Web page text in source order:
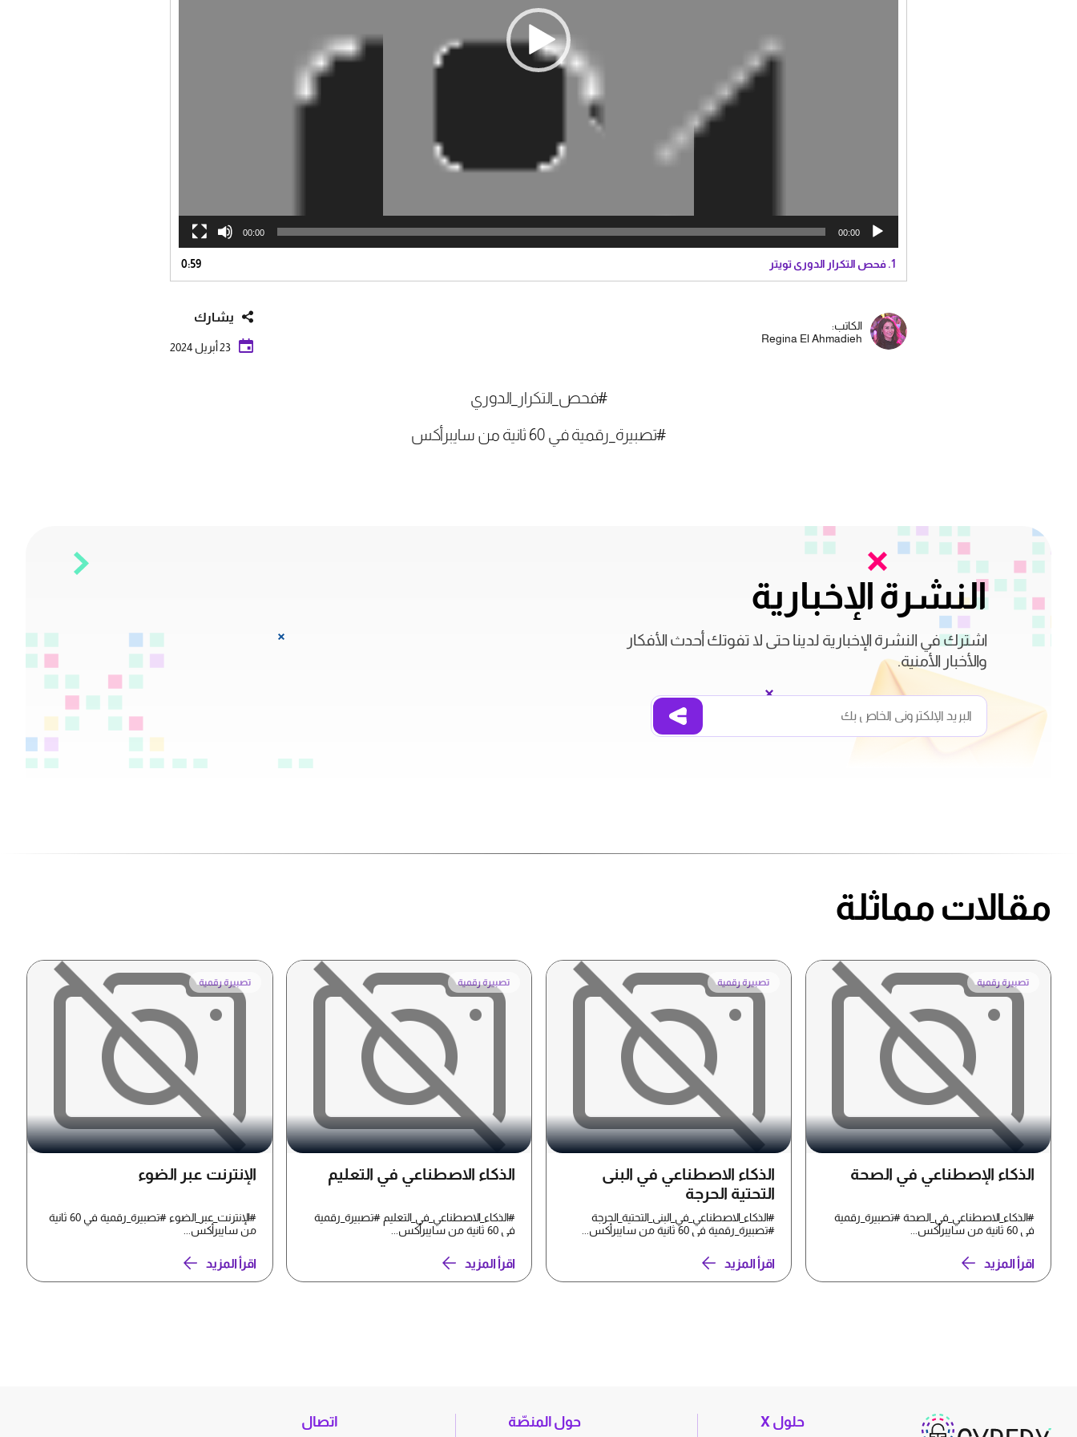
00:00
00:00
1. فحص التكرار الدورى تويتر 0:59
الكاتب:
Regina El Ahmadieh
يشارك
23 أبريل 2024
#فحص_التكرار_الدوري
#تصبيرة_رقمية في 60 ثانية من سايبرأكس
النشرة الإخبارية
اشترك في النشرة الإخبارية لدينا حتى لا تفوتك أحدث الأفكار
والأخبار الأمنية.
مقالات مماثلة
تصبيرة رقمية
الذكاء الإصطناعي في الصحة
#الذكاء_الاصطناعي_في_الصحة #تصبيرة_رقمية
في 60 ثانية من سايبرأكس...
اقرأ المزيد
تصبيرة رقمية
الذكاء الاصطناعي في البنى
التحتية الحرجة
#الذكاء_الاصطناعي_في_البنى_التحتية_الحرجة
#تصبيرة_رقمية في 60 ثانية من سايبرأكس...
اقرأ المزيد
تصبيرة رقمية
الذكاء الاصطناعي في التعليم
#الذكاء_الاصطناعي_في_التعليم #تصبيرة_رقمية
في 60 ثانية من سايبرأكس...
اقرأ المزيد
تصبيرة رقمية
الإنترنت عبر الضوء
#الإنترنت_عبر_الضوء #تصبيرة_رقمية في 60 ثانية
من سايبرأكس...
اقرأ المزيد
حلول X حول المنصّة اتصال